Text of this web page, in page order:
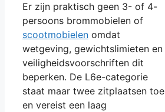
Er zijn praktisch geen 3- of 4-
persoons brommobielen of
scootmobielen omdat
wetgeving, gewichtslimieten en
veiligheidsvoorschriften dit
beperken. De L6e-categorie
staat maar twee zitplaatsen toe
en vereist een laag